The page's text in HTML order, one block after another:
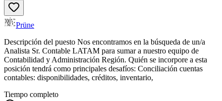
Prüne
Descripción del puesto Nos encontramos en la búsqueda de un/a
Analista Sr. Contable LATAM para sumar a nuestro equipo de
Contabilidad y Administración Región. Quién se incorpore a esta
posición tendrá como principales desafíos: Conciliación cuentas
contables: disponibilidades, créditos, inventario,
Tiempo completo